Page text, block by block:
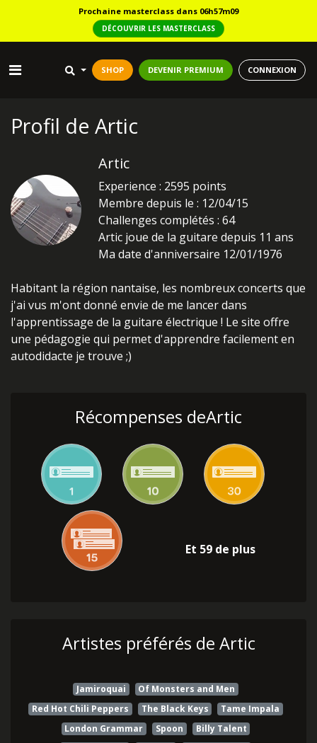
Prochaine masterclass dans 06h57m09
DÉCOUVRIR LES MASTERCLASS
SHOP DEVENIR PREMIUM CONNEXION
Profil de Artic
Artic
Experience : 2595 points
Membre depuis le : 12/04/15
Challenges complétés : 64
Artic joue de la guitare depuis 11 ans
Ma date d'anniversaire 12/01/1976
Habitant la région nantaise, les nombreux concerts que
j'ai vus m'ont donné envie de me lancer dans
l'apprentissage de la guitare électrique ! Le site offre
une pédagogie qui permet d'apprendre facilement en
autodidacte je trouve ;)
Récompenses deArtic
Et 59 de plus
Artistes préférés de Artic
Jamiroquai
Of Monsters and Men
Red Hot Chili Peppers
The Black Keys
Tame Impala
London Grammar
Spoon
Billy Talent